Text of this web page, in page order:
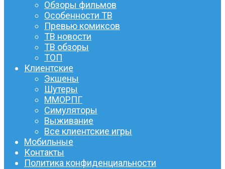
Обзоры фильмов
Особенности ТВ
Превью комиксов
ТВ новости
ТВ обзоры
ТОП
Клиентские
Экшены
Шутеры
ММОРПГ
Симуляторы
Выживание
Все клиентские игры
Мобильные
Контакты
Политика конфиденциальности